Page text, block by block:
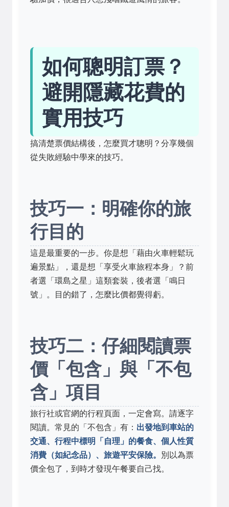
如何聰明訂票？
避開隱藏花費的
實用技巧
搞清楚票價結構後，怎麼買才聰明？分享幾個
從失敗經驗中學來的技巧。
技巧一：明確你的旅
行目的
這是最重要的一步。你是想「藉由火車輕鬆玩
遍景點」，還是想「享受火車旅程本身」？前
者選「環島之星」這類套裝，後者選「鳴日
號」。目的錯了，怎麼比價都覺得虧。
技巧二：仔細閱讀票
價「包含」與「不包
含」項目
旅行社或官網的行程頁面，一定會寫。請逐字
閱讀。常見的「不包含」有： 出發地到車站的
交通、行程中標明「自理」的餐食、個人性質
消費（如紀念品）、旅遊平安保險。
別以為票
價全包了，到時才發現午餐要自己找。